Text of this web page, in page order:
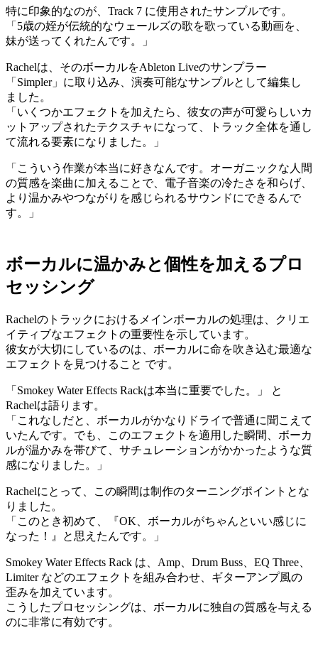
特に印象的なのが、Track 7 に使用されたサンプルです。
「5歳の姪が伝統的なウェールズの歌を歌っている動画を、
妹が送ってくれたんです。」
Rachelは、そのボーカルをAbleton Liveのサンプラー
「Simpler」に取り込み、演奏可能なサンプルとして編集し
ました。
「いくつかエフェクトを加えたら、彼女の声が可愛らしいカ
ットアップされたテクスチャになって、トラック全体を通し
て流れる要素になりました。」
「こういう作業が本当に好きなんです。オーガニックな人間
の質感を楽曲に加えることで、電子音楽の冷たさを和らげ、
より温かみやつながりを感じられるサウンドにできるんで
す。」
ボーカルに温かみと個性を加えるプロ
セッシング
Rachelのトラックにおけるメインボーカルの処理は、クリエ
イティブなエフェクトの重要性を示しています。
彼女が大切にしているのは、ボーカルに命を吹き込む最適な
エフェクトを見つけること です。
「Smokey Water Effects Rackは本当に重要でした。」 と
Rachelは語ります。
「これなしだと、ボーカルがかなりドライで普通に聞こえて
いたんです。でも、このエフェクトを適用した瞬間、ボーカ
ルが温かみを帯びて、サチュレーションがかかったような質
感になりました。」
Rachelにとって、この瞬間は制作のターニングポイントとな
りました。
「このとき初めて、『OK、ボーカルがちゃんといい感じに
なった！』と思えたんです。」
Smokey Water Effects Rack は、Amp、Drum Buss、EQ Three、
Limiter などのエフェクトを組み合わせ、ギターアンプ風の
歪みを加えています。
こうしたプロセッシングは、ボーカルに独自の質感を与える
のに非常に有効です。